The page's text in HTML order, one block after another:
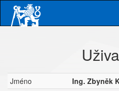
main
Jméno
Ing. Zbyněk